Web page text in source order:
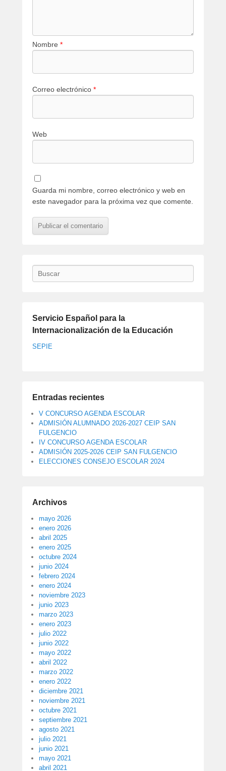
Nombre *
Correo electrónico *
Web
Guarda mi nombre, correo electrónico y web en
este navegador para la próxima vez que comente.
Buscar
Servicio Español para la
Internacionalización de la Educación
SEPIE
Entradas recientes
V CONCURSO AGENDA ESCOLAR
ADMISIÓN ALUMNADO 2026-2027 CEIP SAN
FULGENCIO
IV CONCURSO AGENDA ESCOLAR
ADMISIÓN 2025-2026 CEIP SAN FULGENCIO
ELECCIONES CONSEJO ESCOLAR 2024
Archivos
mayo 2026
enero 2026
abril 2025
enero 2025
octubre 2024
junio 2024
febrero 2024
enero 2024
noviembre 2023
junio 2023
marzo 2023
enero 2023
julio 2022
junio 2022
mayo 2022
abril 2022
marzo 2022
enero 2022
diciembre 2021
noviembre 2021
octubre 2021
septiembre 2021
agosto 2021
julio 2021
junio 2021
mayo 2021
abril 2021